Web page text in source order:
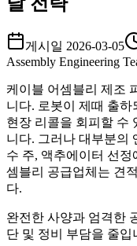
게시일 2026-03-05
Assembly Engineering
케이블 어셈블리 제조
니다. 로봇이 제때 출
현장 리콜을 회피할 수
니다. 그러나 대부분의
수 주, 액추에이터 선
셈블리 공급업체는 견
다.
완전한 사양과 엄격한
단 및 정비 부담을 줄입